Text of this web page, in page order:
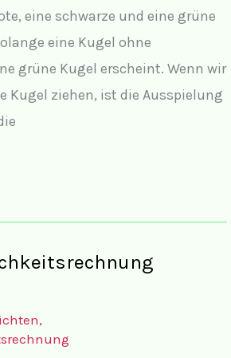
eine schwarze und eine grüne
eine Kugel ohne
grüne Kugel erscheint. Wenn wir
Kugel ziehen, ist die Ausspielung
,